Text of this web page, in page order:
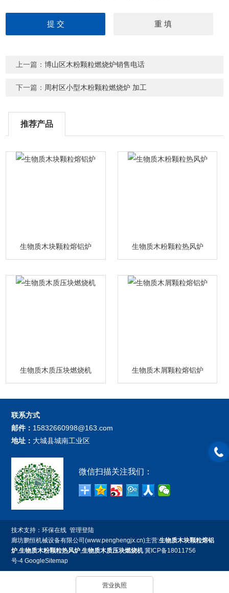
上一篇：博山区木粉颗粒燃烧炉销售电话
下一篇： 周村区小型木粉颗粒燃烧炉 加工
推荐产品
生物质木块颗粒熔铝炉 生物质木粉颗粒热风炉
生物质木质压块燃烧机 生物质木屑颗粒熔铝炉
联系方式
邮件： 15832660998@163.com
地址： 大城县城南工业区
微信扫描关注我们：
技术支持：环保在线 管理登陆
廊坊鹏恒机械设备有限公司(www.penghengjx.cn)主营:生物质木块颗粒熔铝
炉 ,生物质木粉颗粒热风炉 ,生物质木质压块燃烧机 冀ICP备18011756
号-4 GoogleSitemap
营业执照